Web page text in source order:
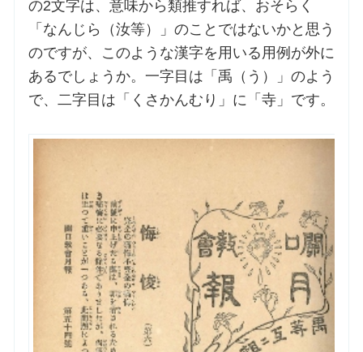
の2文字は、意味から類推すれば、おそらく
「なんじら（汝等）」のことではないかと思う
のですが、このような漢字を用いる用例が外に
あるでしょうか。一字目は「禹（う）」のよう
で、二字目は「くさかんむり」に「寺」です。